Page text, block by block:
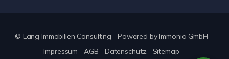
© Lang Immobilien Consulting Powered byImmonia GmbH
Impressum
AGB Datenschutz Sitemap